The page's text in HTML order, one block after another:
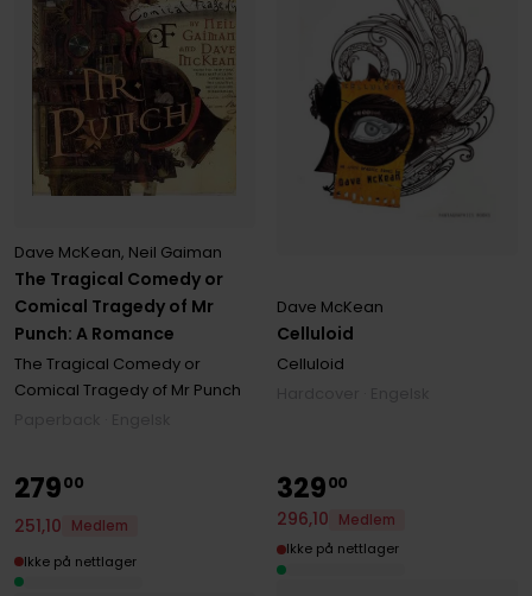
The Tragical Comedy or
Comical Tragedy of Mr
Punch: A Romance
Dave McKean, Neil Gaiman
The Tragical Comedy or
Comical Tragedy of Mr Punch
Celluloid
Dave McKean
Celluloid
27900
251,10
Medlem
Ikke på nettlager
32900
296,10
Medlem
Ikke på nettlager